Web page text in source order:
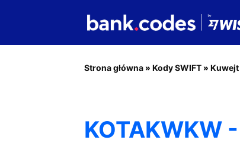
Strona główna » Kody SWIFT » Kuwejt
KOTAKWKW